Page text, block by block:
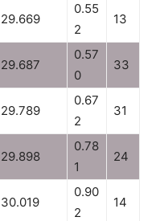
29.669
0.55
2
13
29.687
0.57
0
33
29.789
0.67
2
31
29.898
0.78
1
24
30.019
0.90
2
14